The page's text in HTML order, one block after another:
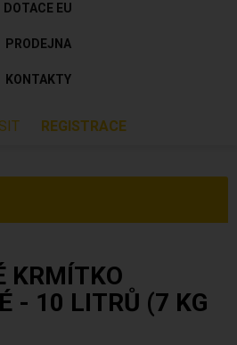
DOTACE EU
PRODEJNA
KONTAKTY
REGISTRACE
KRMÍTKO
- 10 LITRŮ (7 KG